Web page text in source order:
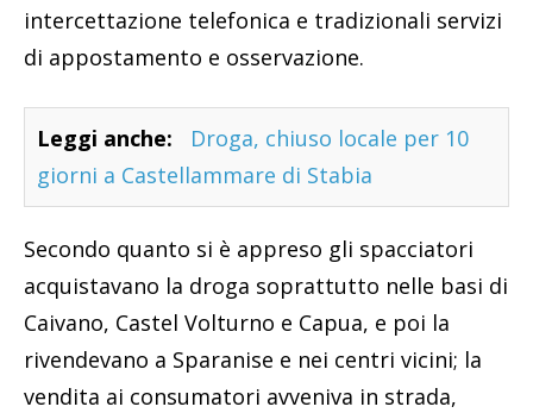
intercettazione telefonica e tradizionali servizi
di appostamento e osservazione.
Leggi anche:
Droga, chiuso locale per 10
giorni a Castellammare di Stabia
Secondo quanto si è appreso gli spacciatori
acquistavano la droga soprattutto nelle basi di
Caivano, Castel Volturno e Capua, e poi la
rivendevano a Sparanise e nei centri vicini; la
vendita ai consumatori avveniva in strada,